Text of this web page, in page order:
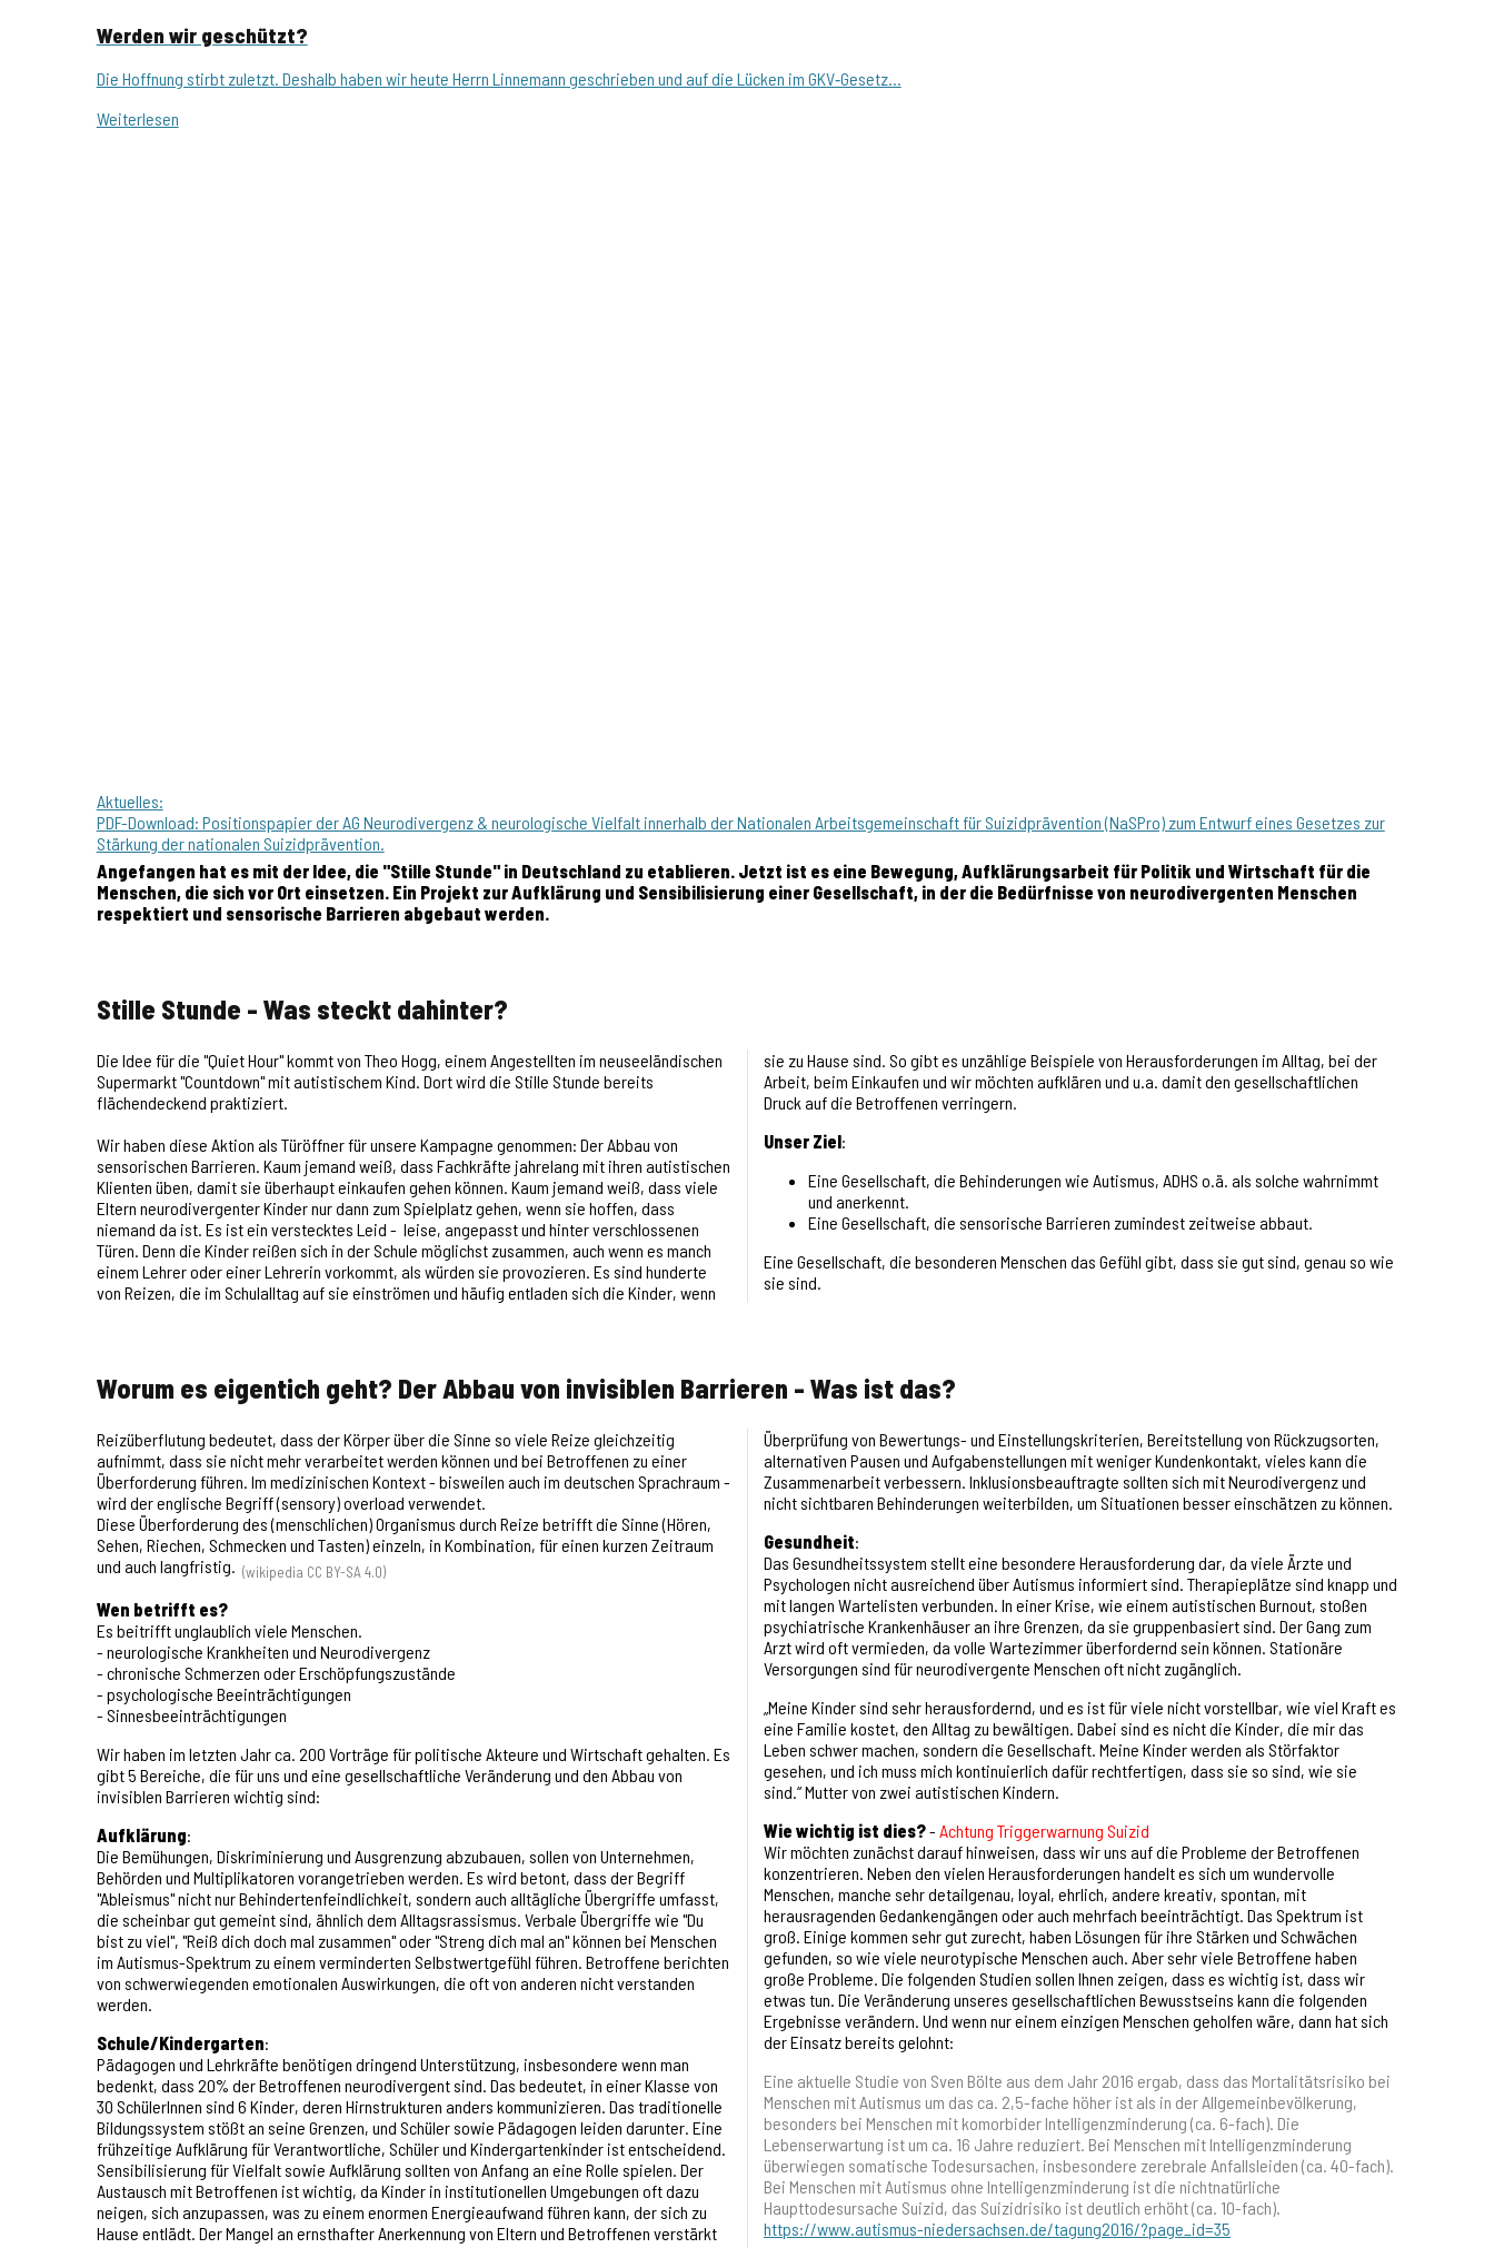
Werden wir geschützt?
Die Hoffnung stirbt zuletzt. Deshalb haben wir heute Herrn Linnemann geschrieben und auf die Lücken im GKV‑Gesetz...
Weiterlesen
Aktuelles:
PDF-Download: Positionspapier der AG Neurodivergenz & neurologische Vielfalt innerhalb der Nationalen Arbeitsgemeinschaft für Suizidprävention (NaSPro) zum Entwurf eines Gesetzes zur
Stärkung der nationalen Suizidprävention.
Angefangen hat es mit der Idee, die "Stille Stunde" in Deutschland zu etablieren. Jetzt ist es eine Bewegung, Aufklärungsarbeit für Politik und Wirtschaft für die
Menschen, die sich vor Ort einsetzen. Ein Projekt zur Aufklärung und Sensibilisierung einer Gesellschaft, in der die Bedürfnisse von neurodivergenten Menschen
respektiert und sensorische Barrieren abgebaut werden.
Stille Stunde - Was steckt dahinter?
Die Idee für die "Quiet Hour" kommt von Theo Hogg, einem Angestellten im neuseeländischen
Supermarkt "Countdown" mit autistischem Kind. Dort wird die Stille Stunde bereits
flächendeckend praktiziert.
Wir haben diese Aktion als Türöffner für unsere Kampagne genommen: Der Abbau von
sensorischen Barrieren. Kaum jemand weiß, dass Fachkräfte jahrelang mit ihren autistischen
Klienten üben, damit sie überhaupt einkaufen gehen können. Kaum jemand weiß, dass viele
Eltern neurodivergenter Kinder nur dann zum Spielplatz gehen, wenn sie hoffen, dass
niemand da ist. Es ist ein verstecktes Leid - leise, angepasst und hinter verschlossenen
Türen. Denn die Kinder reißen sich in der Schule möglichst zusammen, auch wenn es manch
einem Lehrer oder einer Lehrerin vorkommt, als würden sie provozieren. Es sind hunderte
von Reizen, die im Schulalltag auf sie einströmen und häufig entladen sich die Kinder, wenn
sie zu Hause sind. So gibt es unzählige Beispiele von Herausforderungen im Alltag, bei der
Arbeit, beim Einkaufen und wir möchten aufklären und u.a. damit den gesellschaftlichen
Druck auf die Betroffenen verringern.
Unser Ziel:
Eine Gesellschaft, die Behinderungen wie Autismus, ADHS o.ä. als solche wahrnimmt
und anerkennt.
Eine Gesellschaft, die sensorische Barrieren zumindest zeitweise abbaut.
Eine Gesellschaft, die besonderen Menschen das Gefühl gibt, dass sie gutsind, genau so wie
sie sind.
Worum es eigentich geht? Der Abbau von invisiblen Barrieren - Was ist das?
Reizüberflutung bedeutet, dass der Körper über die Sinne so viele Reize gleichzeitig
aufnimmt, dass sie nicht mehr verarbeitet werden können und bei Betroffenen zu einer
Überforderung führen. Im medizinischen Kontext - bisweilen auch im deutschen Sprachraum -
wird der englische Begriff (sensory) overload verwendet.
Diese Überforderung des (menschlichen) Organismus durch Reize betrifft die Sinne (Hören,
Sehen, Riechen, Schmecken und Tasten) einzeln, in Kombination, für einen kurzen Zeitraum
und auch langfristig. (wikipedia CC BY-SA 4.0)
Wen betrifft es?
Es beitrifft unglaublich viele Menschen.
- neurologische Krankheiten und Neurodivergenz
- chronische Schmerzen oder Erschöpfungszustände
- psychologische Beeinträchtigungen
- Sinnesbeeinträchtigungen
Wir haben im letzten Jahr ca. 200 Vorträge für politische Akteure und Wirtschaft gehalten. Es
gibt 5 Bereiche, die für uns und eine gesellschaftliche Veränderung und den Abbau von
invisiblen Barrieren wichtig sind:
Aufklärung:
Die Bemühungen, Diskriminierung und Ausgrenzung abzubauen, sollen von Unternehmen,
Behörden und Multiplikatoren vorangetrieben werden. Es wird betont, dass der Begriff
"Ableismus" nicht nur Behindertenfeindlichkeit, sondern auch alltägliche Übergriffe umfasst,
die scheinbar gut gemeint sind, ähnlich dem Alltagsrassismus. Verbale Übergriffe wie "Du
bist zu viel", "Reiß dich doch mal zusammen" oder "Streng dich mal an" können bei Menschen
im Autismus-Spektrum zu einem verminderten Selbstwertgefühl führen. Betroffene berichten
von schwerwiegenden emotionalen Auswirkungen, die oft von anderen nicht verstanden
werden.
Schule/Kindergarten:
Pädagogen und Lehrkräfte benötigen dringend Unterstützung, insbesondere wenn man
bedenkt, dass 20% der Betroffenen neurodivergent sind. Das bedeutet, in einer Klasse von
30 SchülerInnen sind 6 Kinder, deren Hirnstrukturen anders kommunizieren. Das traditionelle
Bildungssystem stößt an seine Grenzen, und Schüler sowie Pädagogen leiden darunter. Eine
frühzeitige Aufklärung für Verantwortliche, Schüler und Kindergartenkinder ist entscheidend.
Sensibilisierung für Vielfalt sowie Aufklärung sollten von Anfang an eine Rolle spielen. Der
Austausch mit Betroffenen ist wichtig, da Kinder in institutionellen Umgebungen oft dazu
neigen, sich anzupassen, was zu einem enormen Energieaufwand führen kann, der sich zu
Hause entlädt. Der Mangel an ernsthafter Anerkennung von Eltern und Betroffenen verstärkt
Überprüfung von Bewertungs- und Einstellungskriterien, Bereitstellung von Rückzugsorten,
alternativen Pausen und Aufgabenstellungen mit weniger Kundenkontakt, vieles kann die
Zusammenarbeit verbessern. Inklusionsbeauftragte sollten sich mit Neurodivergenz und
nicht sichtbaren Behinderungen weiterbilden, um Situationen besser einschätzen zu können.
Gesundheit:
Das Gesundheitssystem stellt eine besondere Herausforderung dar, da viele Ärzte und
Psychologen nicht ausreichend über Autismus informiert sind. Therapieplätze sind knapp und
mit langen Wartelisten verbunden. In einer Krise, wie einem autistischen Burnout, stoßen
psychiatrische Krankenhäuser an ihre Grenzen, da sie gruppenbasiert sind. Der Gang zum
Arzt wird oft vermieden, da volle Wartezimmer überfordernd sein können. Stationäre
Versorgungen sind für neurodivergente Menschen oft nicht zugänglich.
„Meine Kinder sind sehr herausfordernd, und es ist für viele nicht vorstellbar, wie viel Kraft es
eine Familie kostet, den Alltag zu bewältigen. Dabei sind es nicht die Kinder, die mir das
Leben schwer machen, sondern die Gesellschaft. Meine Kinder werden als Störfaktor
gesehen, und ich muss mich kontinuierlich dafür rechtfertigen, dass sie so sind, wie sie
sind.“ Mutter von zwei autistischen Kindern.
Wie wichtig ist dies?- Achtung Triggerwarnung Suizid
Wir möchten zunächst darauf hinweisen, dass wir uns auf die Probleme der Betroffenen
konzentrieren. Neben den vielen Herausforderungen handelt es sich um wundervolle
Menschen, manche sehr detailgenau, loyal, ehrlich, andere kreativ, spontan, mit
herausragenden Gedankengängen oder auch mehrfach beeinträchtigt. Das Spektrum ist
groß. Einige kommen sehr gut zurecht, haben Lösungen für ihre Stärken und Schwächen
gefunden, so wie viele neurotypische Menschen auch. Aber sehr viele Betroffene haben
große Probleme. Die folgenden Studien sollen Ihnen zeigen, dass es wichtig ist, dass wir
etwas tun. Die Veränderung unseres gesellschaftlichen Bewusstseins kann die folgenden
Ergebnisse verändern. Und wenn nur einem einzigen Menschen geholfen wäre, dann hat sich
der Einsatz bereits gelohnt:
Eine aktuelle Studie von Sven Bölte aus dem Jahr 2016 ergab, dass das Mortalitätsrisiko bei
Menschen mit Autismus um das ca. 2,5-fache höher ist als in der Allgemeinbevölkerung,
besonders bei Menschen mit komorbider Intelligenzminderung (ca. 6-fach). Die
Lebenserwartung ist um ca. 16 Jahre reduziert. Bei Menschen mit Intelligenzminderung
überwiegen somatische Todesursachen, insbesondere zerebrale Anfallsleiden (ca. 40-fach).
Bei Menschen mit Autismus ohne Intelligenzminderung ist die nichtnatürliche
Haupttodesursache Suizid, das Suizidrisiko ist deutlich erhöht (ca. 10-fach).
https://www.autismus-niedersachsen.de/tagung2016/?page_id=35